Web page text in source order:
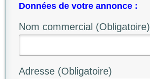
Données de votre annonce :
Nom commercial (Obligatoire)
Adresse (Obligatoire)